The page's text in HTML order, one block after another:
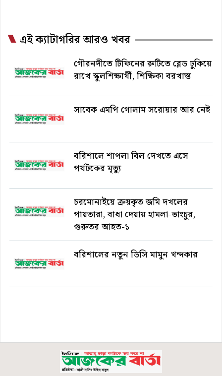
এই ক্যাটাগরির আরও খবর
গৌরনদীতে টিফিনের রুটিতে ব্লেড ঢুকিয়ে
রাখে স্কুলশিক্ষার্থী, শিক্ষিকা বরখাস্ত
সাবেক এমপি গোলাম সরোয়ার আর নেই
বরিশালে শাপলা বিল দেখতে এসে
পর্যটকের মৃত্যু
চরমোনাইয়ে ক্রয়কৃত জমি দখলের
পায়তারা, বাধা দেয়ায় হামলা-ভাংচুর,
গুরুতর আহত-১
বরিশালের নতুন ডিসি মামুন খন্দকার